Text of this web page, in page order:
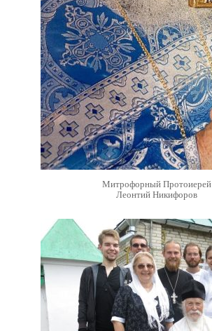
Митрофорный Протоиерей
Леонтий Никифоров